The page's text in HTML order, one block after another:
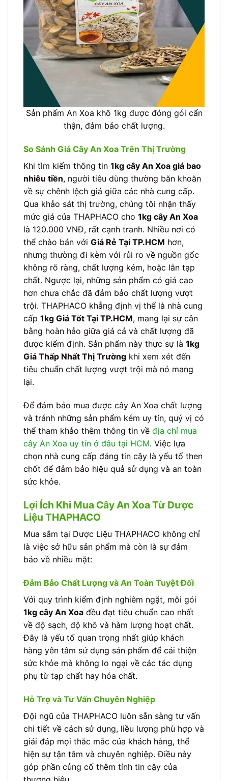
Sản phẩm An Xoa khô 1kg được đóng gói cẩn
thận, đảm bảo chất lượng.
So Sánh Giá Cây An Xoa Trên Thị Trường
Khi tìm kiếm thông tin 1kg cây An Xoa giá bao
nhiêu tiền, người tiêu dùng thường băn khoăn
về sự chênh lệch giá giữa các nhà cung cấp.
Qua khảo sát thị trường, chúng tôi nhận thấy
mức giá của THAPHACO cho 1kg cây An Xoa
là 120.000 VNĐ, rất cạnh tranh. Nhiều nơi có
thể chào bán với Giá Rẻ Tại TP.HCM hơn,
nhưng thường đi kèm với rủi ro về nguồn gốc
không rõ ràng, chất lượng kém, hoặc lẫn tạp
chất. Ngược lại, những sản phẩm có giá cao
hơn chưa chắc đã đảm bảo chất lượng vượt
trội. THAPHACO khẳng định vị thế là nhà cung
cấp 1kg Giá Tốt Tại TP.HCM, mang lại sự cân
bằng hoàn hảo giữa giá cả và chất lượng đã
được kiểm định. Sản phẩm này thực sự là 1kg
Giá Thấp Nhất Thị Trường khi xem xét đến
tiêu chuẩn chất lượng vượt trội mà nó mang
lại.
Để đảm bảo mua được cây An Xoa chất lượng
và tránh những sản phẩm kém uy tín, quý vị có
thể tham khảo thêm thông tin về địa chỉ mua
cây An Xoa uy tín ở đâu tại HCM. Việc lựa
chọn nhà cung cấp đáng tin cậy là yếu tố then
chốt để đảm bảo hiệu quả sử dụng và an toàn
sức khỏe.
Lợi Ích Khi Mua Cây An Xoa Từ Dược
Liệu THAPHACO
Mua sắm tại Dược Liệu THAPHACO không chỉ
là việc sở hữu sản phẩm mà còn là sự đảm
bảo về nhiều mặt:
Đảm Bảo Chất Lượng và An Toàn Tuyệt Đối
Với quy trình kiểm định nghiêm ngặt, mỗi gói
1kg cây An Xoa đều đạt tiêu chuẩn cao nhất
về độ sạch, độ khô và hàm lượng hoạt chất.
Đây là yếu tố quan trọng nhất giúp khách
hàng yên tâm sử dụng sản phẩm để cải thiện
sức khỏe mà không lo ngại về các tác dụng
phụ từ tạp chất hay hóa chất.
Hỗ Trợ và Tư Vấn Chuyên Nghiệp
Đội ngũ của THAPHACO luôn sẵn sàng tư vấn
chi tiết về cách sử dụng, liều lượng phù hợp và
giải đáp mọi thắc mắc của khách hàng, thể
hiện sự tận tâm và chuyên nghiệp. Điều này
góp phần củng cố thêm tính tin cậy của